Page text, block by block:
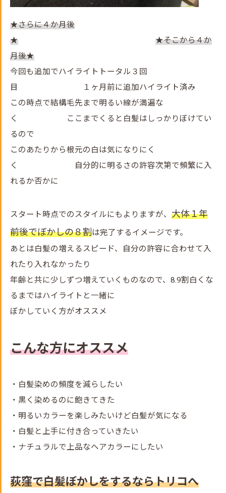
★さらに４か月後
★
★そこから４か
月後★
今回も追加でハイライトトータル３回
目 １ヶ月前に追加ハイライト済み
この時点で結構毛先まで明るい線が満遍な
く ここまでくると白髪はしっかりぼけてい
るので
このあたりから根元の白は気になりにく
く 自分的に明るさの許容次第で頻繁に入
れるか否かに
スタート時点でのスタイルにもよりますが、 大体１年
前後でぼかしの８割は完了するイメージです。
あとは白髪の増えるスピード、自分の許容に合わせて入
れたり入れなかったり
年齢と共に少しずつ増えていくものなので、8.9割白くな
るまではハイライトと一緒に
ぼかしていく方がオススメ
こんな方にオススメ
・白髪染めの頻度を減らしたい
・黒く染めるのに飽きてきた
・明るいカラーを楽しみたいけど白髪が気になる
・白髪と上手に付き合っていきたい
・ナチュラルで上品なヘアカラーにしたい
荻窪で白髪ぼかしをするならトリコへ